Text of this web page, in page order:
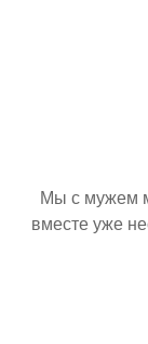
Мы с мужем
вместе уже